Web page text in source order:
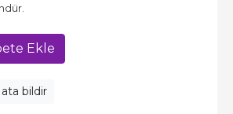
Ekle
bildir